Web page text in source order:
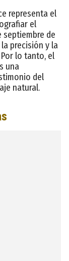
representa el
el
septiembre de
precisión y la
lo tanto, el
una
del
natural.